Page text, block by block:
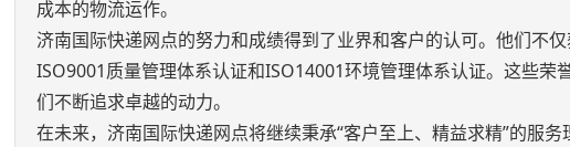
成本的物流运作。
济南国际快递网点的努力和成绩得到了业界和客户的认可。他们不
ISO9001质量管理体系认证和ISO14001环境管理体系认证。这些
们不断追求卓越的动力。
在未来，济南国际快递网点将继续秉承“客户至上、精益求精”的服